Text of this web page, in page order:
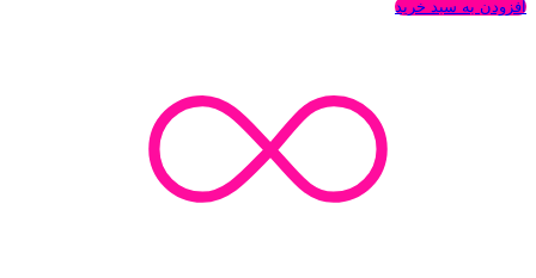
افزودن به سبد خرید